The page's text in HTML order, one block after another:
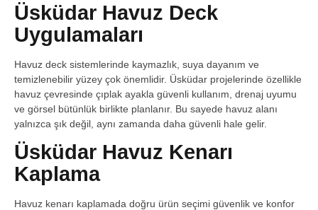
Üsküdar Havuz Deck
Uygulamaları
Havuz deck sistemlerinde kaymazlık, suya dayanım ve
temizlenebilir yüzey çok önemlidir. Üsküdar projelerinde özellikle
havuz çevresinde çıplak ayakla güvenli kullanım, drenaj uyumu
ve görsel bütünlük birlikte planlanır. Bu sayede havuz alanı
yalnızca şık değil, aynı zamanda daha güvenli hale gelir.
Üsküdar Havuz Kenarı
Kaplama
Havuz kenarı kaplamada doğru ürün seçimi güvenlik ve konfor